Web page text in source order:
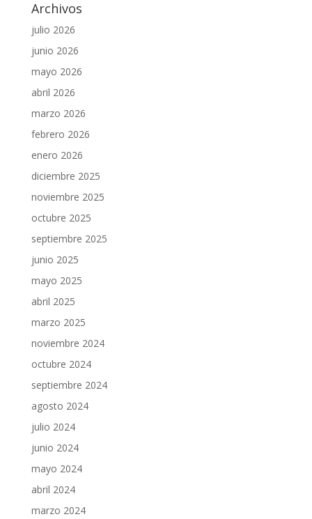
Archivos
julio 2026
junio 2026
mayo 2026
abril 2026
marzo 2026
febrero 2026
enero 2026
diciembre 2025
noviembre 2025
octubre 2025
septiembre 2025
junio 2025
mayo 2025
abril 2025
marzo 2025
noviembre 2024
octubre 2024
septiembre 2024
agosto 2024
julio 2024
junio 2024
mayo 2024
abril 2024
marzo 2024